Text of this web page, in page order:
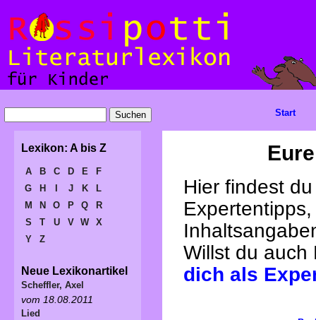
Hier findest
Willst du
dich als
Start
Lexikon: A bis Z
A B C D E
F
G
H J K
L
M
N O P Q
R
S
T U V W
X
Y
Z
Neue Lexikonartikel
Scheffler, Axel
vom 18.08.2011
Lied